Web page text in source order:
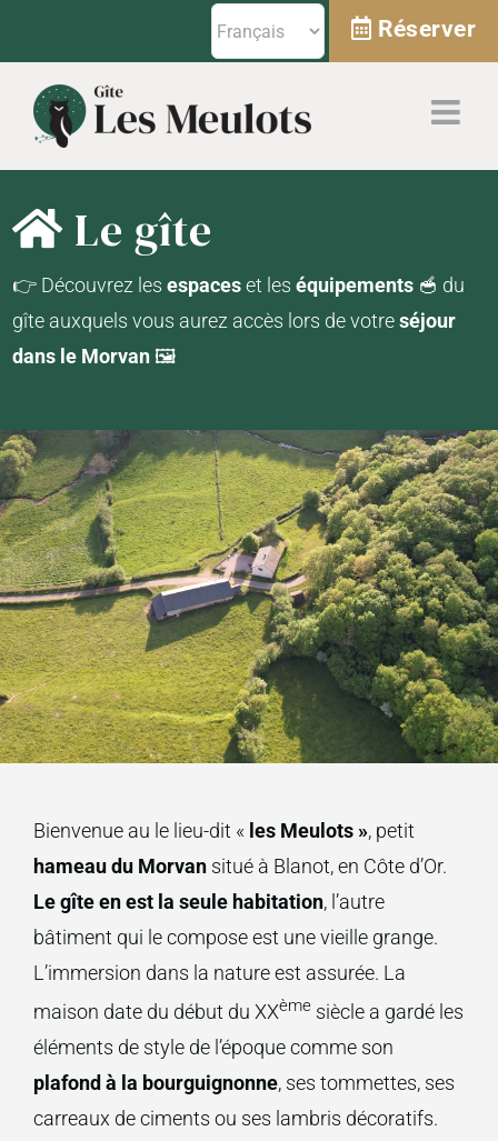
contenu
Réserver
Le gîte
👉​ Découvrez lesespaceset leséquipements 🥣​ du
gîte auxquels vous aurez accès lors de votreséjour
dans le Morvan 🖼️​
Bienvenue au le lieu-dit « les Meulots », petit
hameau du Morvansitué à Blanot, en Côte d’Or.
Le gîte en est la seule habitation, l’autre
bâtiment qui le compose est une vieille grange.
L’immersion dans la nature est assurée. La
maison date du début du XXèmesiècle a gardé les
éléments de style de l’époque comme son
plafond à la bourguignonne, ses tommettes, ses
carreaux de ciments ou ses lambris décoratifs.